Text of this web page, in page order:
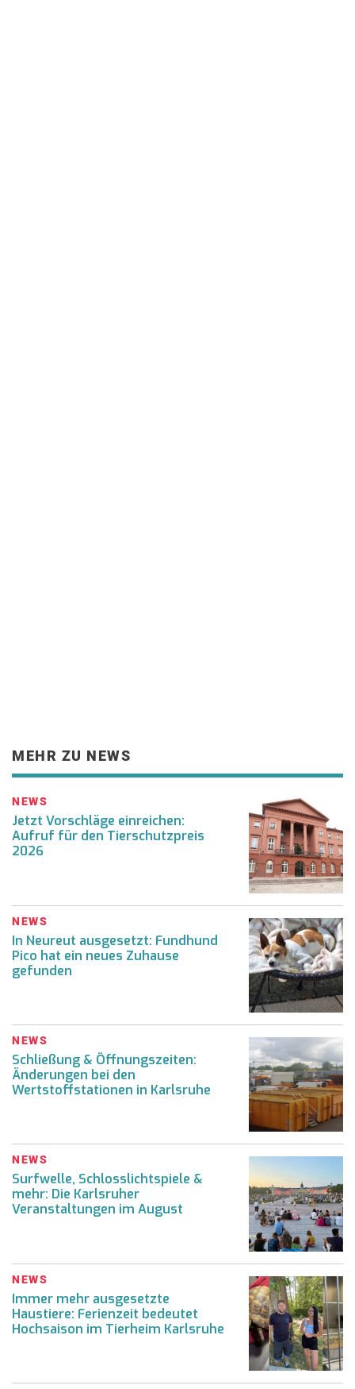
MEHR ZU NEWS
NEWS
Jetzt Vorschläge einreichen:
Aufruf für den Tierschutzpreis
2026
NEWS
In Neureut ausgesetzt: Fundhund
Pico hat ein neues Zuhause
gefunden
NEWS
Schließung & Öffnungszeiten:
Änderungen bei den
Wertstoffstationen in Karlsruhe
NEWS
Surfwelle, Schlosslichtspiele &
mehr: Die Karlsruher
Veranstaltungen im August
NEWS
Immer mehr ausgesetzte
Haustiere: Ferienzeit bedeutet
Hochsaison im Tierheim Karlsruhe